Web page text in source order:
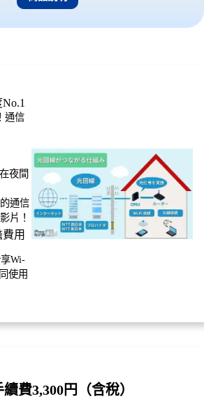
通信
夜間
通信
片！
用
Wi-
使用
費3,300円（含稅）